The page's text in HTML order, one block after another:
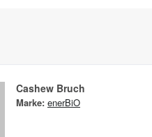
Cashew Bruch
Marke: enerBiO